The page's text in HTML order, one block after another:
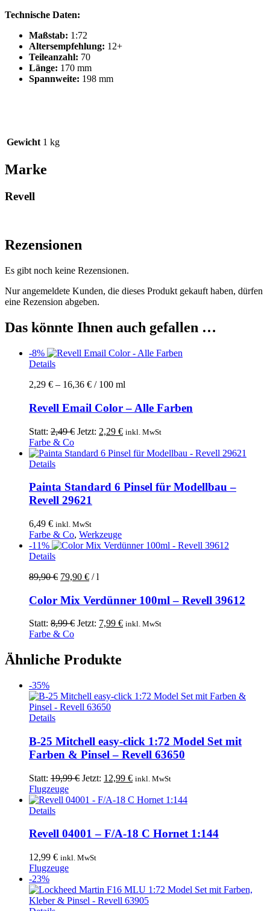
Technische Daten:
Maßstab: 1:72
Altersempfehlung: 12+
Teileanzahl: 70
Länge: 170 mm
Spannweite: 198 mm
Gewicht 1 kg
Marke
Revell
Rezensionen
Es gibt noch keine Rezensionen.
Nur angemeldete Kunden, die dieses Produkt gekauft haben, dürfen
eine Rezension abgeben.
Das könnte Ihnen auch gefallen …
-8%
DetailsDieses
weist
Varianten
Die
Optionen
können
auf
der
Produktseite
gewählt
werden
2,29 € – 16,36 € / 100 ml
Revell Email Color – Alle Farben
Statt: 2,49€ Ursprünglicher
war:
Jetzt: 2,29 €Aktueller
ist:
inkl. MwSt
Farbe & Co
Details
Painta Standard 6 Pinsel für Modellbau –
Revell 29621
6,49 € inkl. MwSt
Farbe & Co, Werkzeuge
-11%
Details
89,90€ 79,90 € /l
Color Mix Verdünner 100ml – Revell 39612
Statt: 8,99€ Ursprünglicher
8,99 €
Jetzt: 7,99 €Aktueller
inkl. MwSt
Farbe & Co
Ähnliche Produkte
-35%
Details
B-25 Mitchell easy-click 1:72 Model Set mit
Farben & Pinsel – Revell 63650
Statt: 19,99€ Ursprünglicher
war:
Jetzt: 12,99 €Aktueller
ist:
inkl. MwSt
Flugzeuge
Details
Revell 04001 – F/A-18 C Hornet 1:144
12,99 € inkl. MwSt
Flugzeuge
-23%